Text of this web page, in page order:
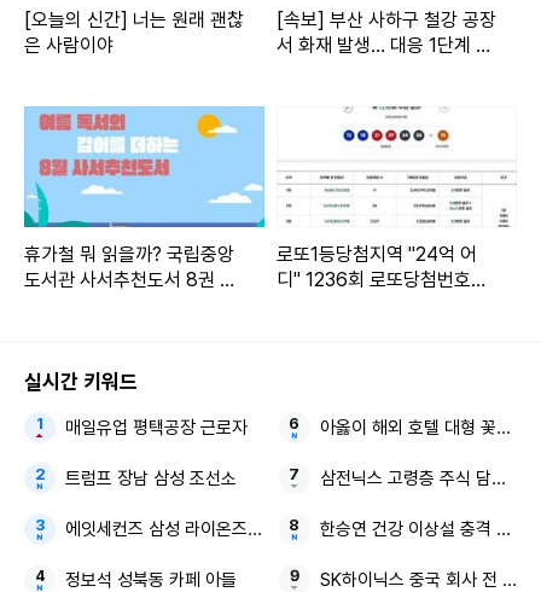
[오늘의 신간] 너는 원래 괜찮
은 사람이야
[속보] 부산 사하구 철강 공장
서 화재 발생… 대응 1단계 발
휴가철 뭐 읽을까? 국립중앙
도서관 사서추천도서 8권 발
로또1등당첨지역 "24억 어
디" 1236회 로또당첨번호조
실시간 키워드
매일유업 평택공장 근로자
트럼프 장남 삼성 조선소
에잇세컨즈 삼성 라이온즈 협업 컬렉션
정보석 성북동 카페 아들
아옳이 해외 호텔 대형 꽃다발
삼전닉스 고령층 주식 담보 대
한승연 건강 이상설 충격 근황
SK하이닉스 중국 회사 전 직원